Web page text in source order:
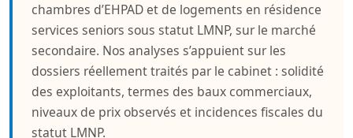
chambres d’EHPAD et de logements en résidence
services seniors sous statut LMNP, sur le marché
secondaire. Nos analyses s’appuient sur les
dossiers réellement traités par le cabinet : solidité
des exploitants, termes des baux commerciaux,
niveaux de prix observés et incidences fiscales du
statut LMNP.